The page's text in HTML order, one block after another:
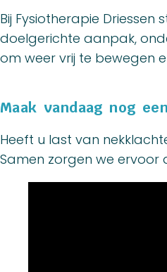
Bij Fysiotherapie
doelgerichte aanpak,
om weer vrij te bewegen
Maak vandaag nog
Heeft u last van
Samen zorgen we ervoor